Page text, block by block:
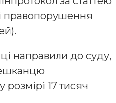
правопорушення
направили до суду,
17 тисяч